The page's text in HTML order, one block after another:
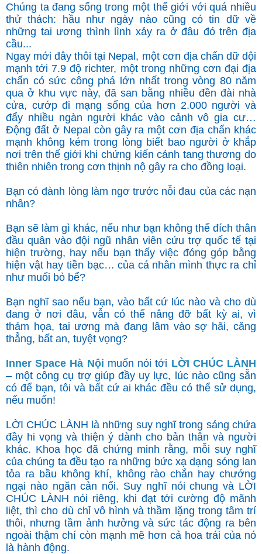
Chúng ta đang sống trong một thế giới với quá nhiều
thử thách: hầu như ngày nào cũng có tin dữ về
những tai ương thình lình xảy ra ở đâu đó trên địa
cầu...
Ngay mới đây thôi tại Nepal, một cơn địa chấn dữ dội
mạnh tới 7.9 độ richter, một trong những cơn đại địa
chấn có sức công phá lớn nhất trong vòng 80 năm
qua ở khu vực này, đã san bằng nhiều đền đài nhà
cửa, cướp đi mạng sống của hơn 2.000 người và
đẩy nhiều ngàn người khác vào cảnh vô gia cư…
Động đất ở Nepal còn gây ra một cơn địa chấn khác
mạnh không kém trong lòng biết bao người ở khắp
nơi trên thế giới khi chứng kiến cảnh tang thương do
thiên nhiên trong cơn thịnh nộ gây ra cho đồng loại.
Bạn có đành lòng làm ngơ trước nỗi đau của các nạn
nhân?
Bạn sẽ làm gì khác, nếu như bạn không thể đích thân
đầu quân vào đội ngũ nhân viên cứu trợ quốc tế tại
hiện trường, hay nếu bạn thấy việc đóng góp bằng
hiện vật hay tiền bạc… của cá nhân mình thực ra chỉ
như muối bỏ bể?
Bạn nghĩ sao nếu bạn, vào bất cứ lúc nào và cho dù
đang ở nơi đâu, vẫn có thể nâng đỡ bất kỳ ai, vì
thảm họa, tai ương mà đang lâm vào sợ hãi, căng
thẳng, bất an, tuyệt vọng?
Inner Space Hà Nội muốn nói tới LỜI CHÚC LÀNH
– một công cụ trợ giúp đầy uy lực, lúc nào cũng sẵn
có để bạn, tôi và bất cứ ai khác đều có thể sử dụng,
nếu muốn!
LỜI CHÚC LÀNH là những suy nghĩ trong sáng chứa
đầy hi vọng và thiện ý dành cho bản thân và người
khác. Khoa học đã chứng minh rằng, mỗi suy nghĩ
của chúng ta đều tạo ra những bức xạ dạng sóng lan
tỏa ra bầu không khí, không rào chắn hay chướng
ngại nào ngăn cản nổi. Suy nghĩ nói chung và LỜI
CHÚC LÀNH nói riêng, khi đạt tới cường độ mãnh
liệt, thì cho dù chỉ vô hình và thầm lặng trong tâm trí
thôi, nhưng tầm ảnh hưởng và sức tác động ra bên
ngoài thậm chí còn mạnh mẽ hơn cả hoa trái của nó
là hành động.